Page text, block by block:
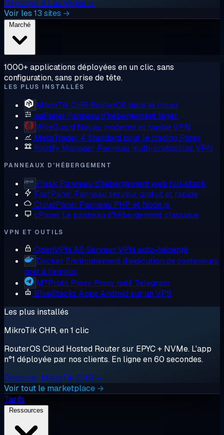
Déployer à Las Vegas →
Voir les 13 sites →
1000+ applications déployées en un clic, sans
configuration, sans prise de tête.
LES PLUS INSTALLÉS
MikroTik CHR RouterOS dans le cloud
aaPanel Panneau d'hébergement léger
WireGuard Noyau moderne et rapide VPN
MetaTrader 4 Standard pour le trading Forex
Hiddify Manager Panneau multi-protocoles VPN
PANNEAUX D'HÉBERGEMENT
Plesk Panneau d'hébergement web full-stack
FastPanel Panneau serveur gratuit et rapide
CloudPanel Panneau PHP et Node.js
cPanel Le panneau d'hébergement classique
VPN ET OUTILS
OpenVPN AS Serveur VPN auto-hébergé
Docker Environnement d'exécution de conteneurs,
prêt à l'emploi
MTProto Proxy Proxy natif Telegram
BlueStacks Apps Android sur un VPS
Les plus installés
MikroTik CHR, en 1 clic
RouterOS Cloud Hosted Router sur EPYC + NVMe. L'app
n°1 déployée par nos clients. En ligne en 60 secondes.
Déployer MikroTik CHR →
Voir tout le marketplace →
Tarifs